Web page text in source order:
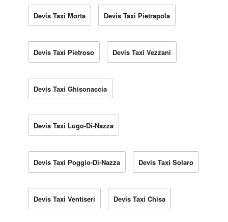
Devis Taxi Morta Devis Taxi Pietrapola
Devis Taxi Pietroso Devis Taxi Vezzani
Devis Taxi Ghisonaccia
Devis Taxi Lugo-Di-Nazza
Devis Taxi Poggio-Di-Nazza Devis Taxi Solaro
Devis Taxi Ventiseri Devis Taxi Chisa